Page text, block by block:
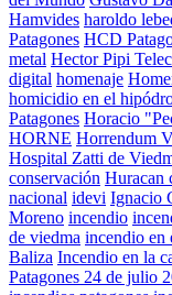
Hamvides haroldo
Patagones HCD
metal Hector Pipi
digital homenaje
homicidio en el
Patagones Horacio
HORNE Horrendum
Hospital Zatti de
conservación Huracan
nacional idevi Ignacio
Moreno incendio
de viedma incendio en
Baliza Incendio en la
Patagones 24 de julio